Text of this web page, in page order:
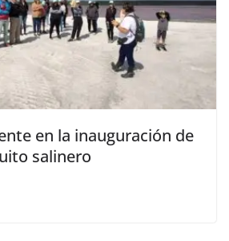
en la inauguración de
salinero